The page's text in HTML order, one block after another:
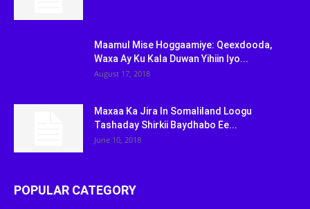
Maamul Mise Hoggaamiye: Qeexdooda,
Waxa Ay Ku Kala Duwan Yihiin Iyo...
August 17, 2018
Maxaa Ka Jira In Somaliland Loogu
Tashaday Shirkii Baydhabo Ee...
June 10, 2018
POPULAR CATEGORY